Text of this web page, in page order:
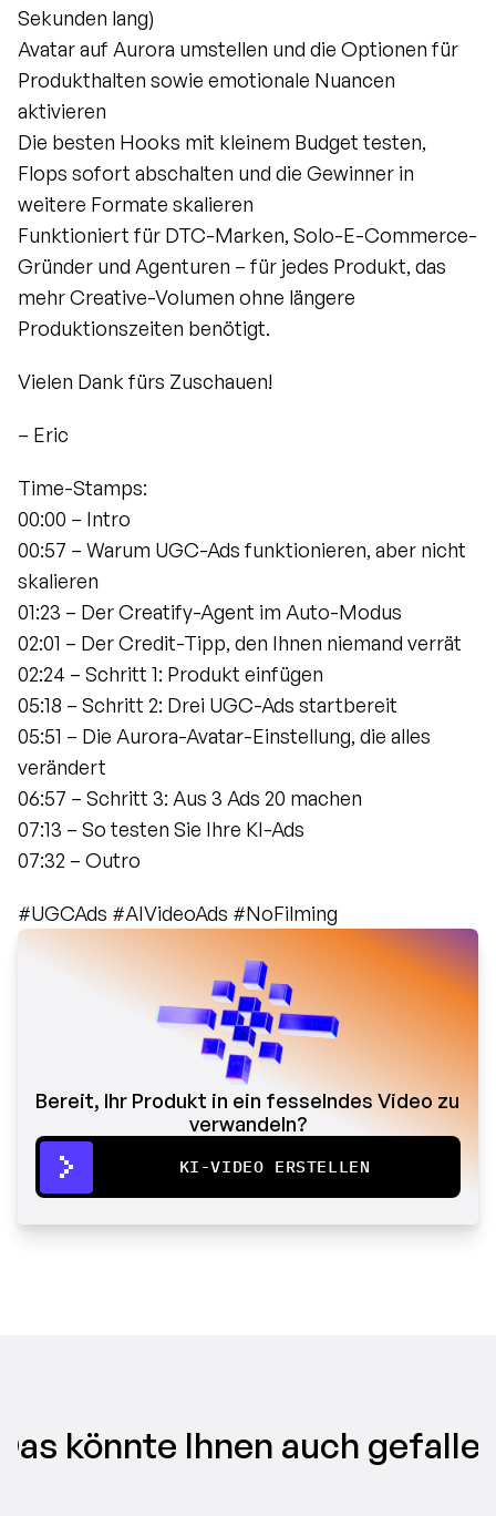
Sekunden lang)
Avatar auf Aurora umstellen und die Optionen für
Produkthalten sowie emotionale Nuancen
aktivieren
Die besten Hooks mit kleinem Budget testen,
Flops sofort abschalten und die Gewinner in
weitere Formate skalieren
Funktioniert für DTC-Marken, Solo-E-Commerce-
Gründer und Agenturen – für jedes Produkt, das
mehr Creative-Volumen ohne längere
Produktionszeiten benötigt.
Vielen Dank fürs Zuschauen!
– Eric
Time-Stamps:
00:00 – Intro
00:57 – Warum UGC-Ads funktionieren, aber nicht
skalieren
01:23 – Der Creatify-Agent im Auto-Modus
02:01 – Der Credit-Tipp, den Ihnen niemand verrät
02:24 – Schritt 1: Produkt einfügen
05:18 – Schritt 2: Drei UGC-Ads startbereit
05:51 – Die Aurora-Avatar-Einstellung, die alles
verändert
06:57 – Schritt 3: Aus 3 Ads 20 machen
07:13 – So testen Sie Ihre KI-Ads
07:32 – Outro
#UGCAds #AIVideoAds #NoFilming
Bereit, Ihr Produkt in ein fesselndes Video zu
verwandeln?
KI-VIDEO ERSTELLEN
könnte Ihnen auch